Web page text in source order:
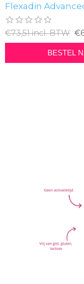
Flexadin
€73,51 incl. BTW
BESTEL